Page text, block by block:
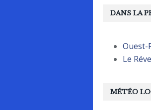
MÉTÉO
DANS LA
Ouest-
Le